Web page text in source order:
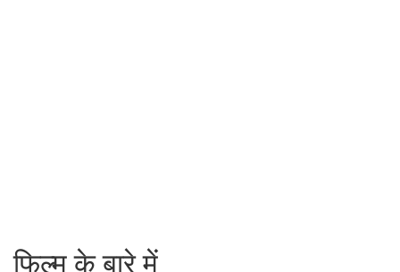
फिल्म के बारे में